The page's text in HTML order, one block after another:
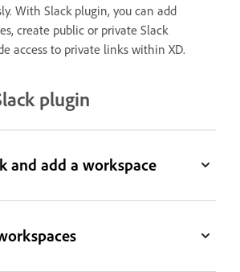
With Slack plugin, you can add
create public or private Slack
access to private links within XD.
plugin
and add a workspace